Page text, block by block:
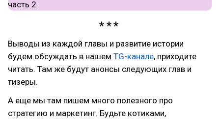
Выводы из каждой главы и развитие истории
будем обсуждать в нашем TG-канале, приходите
читать. Там же будут анонсы следующих глав и
тизеры.
А еще мы там пишем много полезного про
стратегию и маркетинг. Будьте котиками,